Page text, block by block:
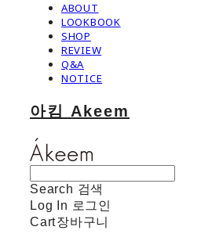
ABOUT
LOOKBOOK
SHOP
REVIEW
Q&A
NOTICE
아킴 Akeem
Search 검색
Log In 로그인
Cart장바구니